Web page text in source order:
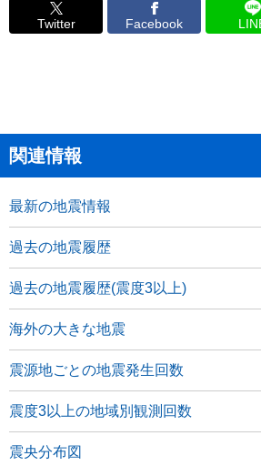
Twitter Facebook
関連情報
最新の地震情報
過去の地震履歴
過去の地震履歴(震度3以上)
海外の大きな地震
震源地ごとの地震発生回数
震度3以上の地域別観測回数
震央分布図